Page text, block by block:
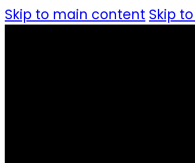
Skip to main content Skip